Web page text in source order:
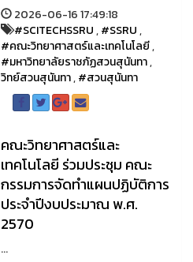
2026-06-16 17:49:18
#SCITECHSSRU,#SSRU,
#คณะวิทยาศาสตร์และเทคโนโลยี,
#มหาวิทยาลัยราชภัฏสวนสุนันทา,
วิทย์สวนสุนันทา,#สวนสุนันทา
คณะวิทยาศาสตร์และ
เทคโนโลยี ร่วมประชุม คณะ
กรรมการจัดทำแผนปฏิบัติการ
ประจำปีงบประมาณ พ.ศ.
2570
...